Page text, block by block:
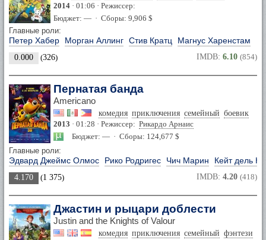
2014 · 01:06 · Режиссер:
Бюджет: — · Сборы: 9,906 $
Главные роли:
Петер Хабер Морган Аллинг Стив Кратц Магнус Харенстам
0.000 (326) IMDB: 6.10 (854)
Пернатая банда
Americano
комедия приключения семейный боевик
2013 · 01:28 · Режиссер: Рикардо Арнаис
Бюджет: — · Сборы: 124,677 $
Главные роли:
Эдвард Джеймс Олмос Рико Родригес Чич Марин Кейт дель
4.170 (1 375) IMDB: 4.20 (418)
Джастин и рыцари доблести
Justin and the Knights of Valour
комедия приключения семейный фэнтези